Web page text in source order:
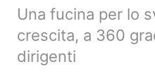
Una fucina per lo
crescita, a 360
dirigenti